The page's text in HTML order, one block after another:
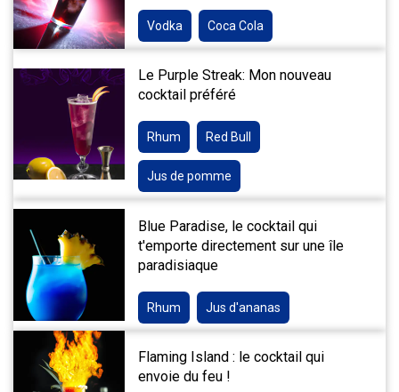
Vodka Coca Cola
Le Purple Streak: Mon nouveau
cocktail préféré
Rhum Red Bull
Jus de pomme
Blue Paradise, le cocktail qui
t'emporte directement sur une île
paradisiaque
Rhum Jus d'ananas
Flaming Island : le cocktail qui
envoie du feu !